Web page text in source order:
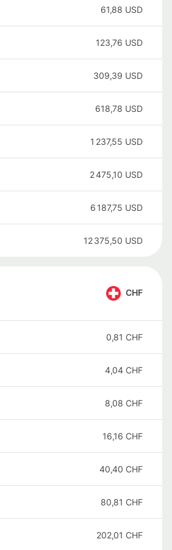
61,88 USD
123,76 USD
309,39 USD
618,78 USD
1 237,55 USD
2 475,10 USD
6 187,75 USD
12 375,50 USD
CHF
0,81 CHF
4,04 CHF
8,08 CHF
16,16 CHF
40,40 CHF
80,81 CHF
202,01 CHF